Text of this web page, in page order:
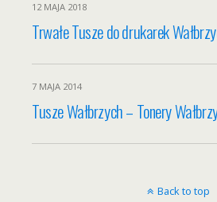
12 MAJA 2018
Trwałe Tusze do drukarek
7 MAJA 2014
Tusze Wałbrzych – Tonery
Back to top